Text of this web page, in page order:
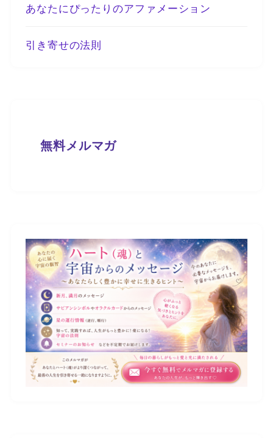
あなたにぴったりのアファメーション
引き寄せの法則
無料メルマガ